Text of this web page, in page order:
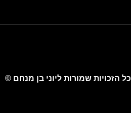
כל הזכויות שמורות ליוני בן מנחם ©